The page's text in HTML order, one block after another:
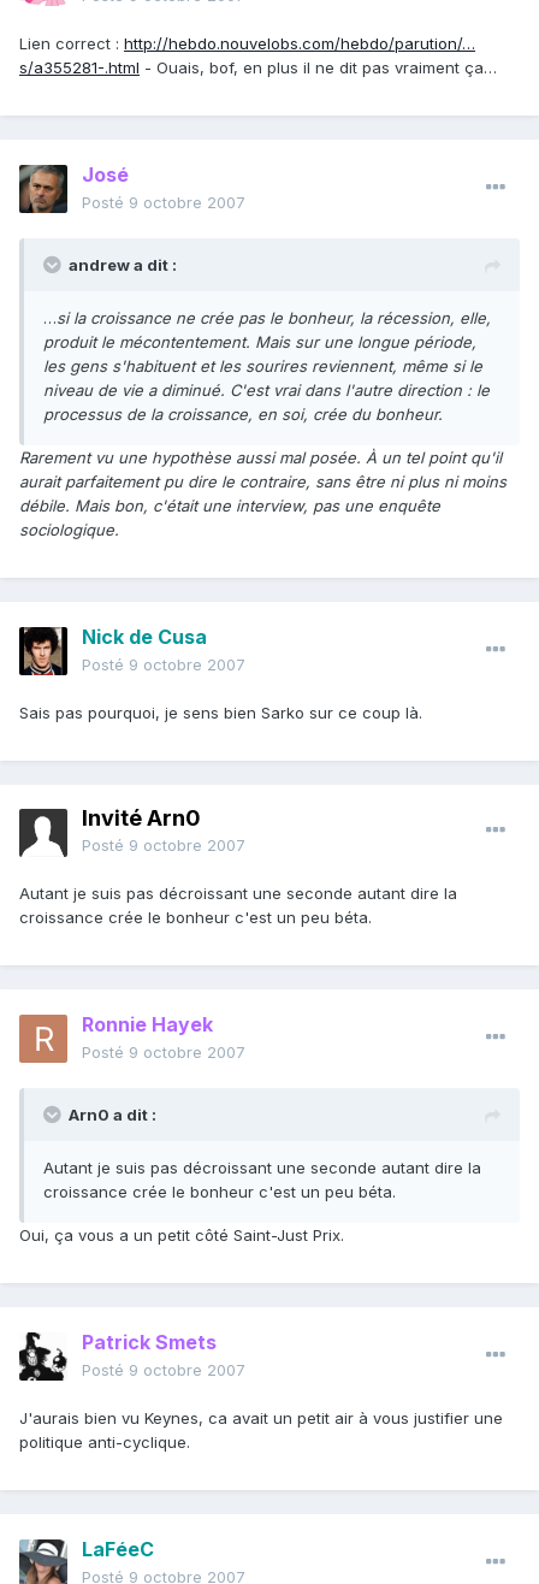
Lien correct : http://hebdo.nouvelobs.com/hebdo/parution/…
s/a355281-.html - Ouais, bof, en plus il ne dit pas vraiment ça…
José
Posté 9 octobre 2007
andrew a dit :
…si la croissance ne crée pas le bonheur, la récession, elle,
produit le mécontentement. Mais sur une longue période,
les gens s'habituent et les sourires reviennent, même si le
niveau de vie a diminué. C'est vrai dans l'autre direction : le
processus de la croissance, en soi, crée du bonheur.
Rarement vu une hypothèse aussi mal posée. À un tel point qu'il
aurait parfaitement pu dire le contraire, sans être ni plus ni moins
débile. Mais bon, c'était une interview, pas une enquête
sociologique.
Nick de Cusa
Posté 9 octobre 2007
Sais pas pourquoi, je sens bien Sarko sur ce coup là.
Invité Arn0
Posté 9 octobre 2007
Autant je suis pas décroissant une seconde autant dire la
croissance crée le bonheur c'est un peu béta.
Ronnie Hayek
Posté 9 octobre 2007
Arn0 a dit :
Autant je suis pas décroissant une seconde autant dire la
croissance crée le bonheur c'est un peu béta.
Oui, ça vous a un petit côté Saint-Just Prix.
Patrick Smets
Posté 9 octobre 2007
J'aurais bien vu Keynes, ca avait un petit air à vous justifier une
politique anti-cyclique.
LaFéeC
Posté 9 octobre 2007